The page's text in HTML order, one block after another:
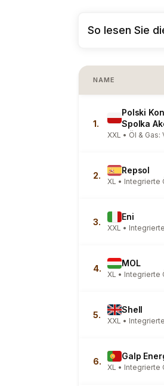
So lesen Sie
NAME
1.
Polski
Spolka
XXL • Öl & Gas:
2.
Repsol
XL • Integrierte
3.
Eni
XXL •
4.
MOL
XL • Integrierte
5.
Shell
XXL •
6.
Galp
XL • Integrierte